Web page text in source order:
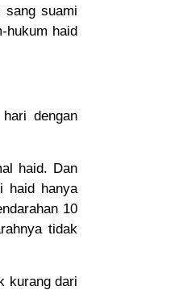
sang suami
hukum haid
dengan
haid. Dan
haid hanya
10
tidak
kurang dari